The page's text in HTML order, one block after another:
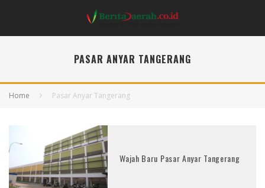
PASAR ANYAR TANGERANG
Home Pasar Anyar Tangerang
Wajah Baru Pasar Anyar Tangerang